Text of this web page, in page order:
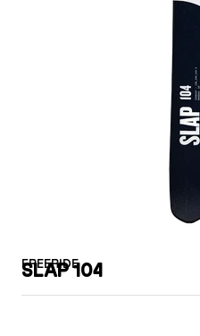
FREERIDE
SLAP 104